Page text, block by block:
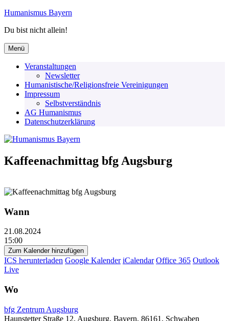
Zum
springen
Humanismus Bayern
Du bist nicht allein!
Menü
Veranstaltungen
Newsletter
Humanistische/Religionsfreie Vereinigungen
Impressum
Selbstverständnis
AG Humanismus
Datenschutzerklärung
Kaffeenachmittag bfg Augsburg
Wann
21.08.2024
15:00
Zum Kalender hinzufügen
ICS herunterladen Google Kalender iCalendar Office 365 Outlook
Live
Wo
bfg Zentrum Augsburg
Haunstetter Straße 12, Augsburg, Bayern, 86161, Schwaben